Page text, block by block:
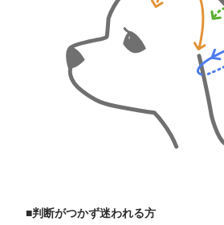
■判断がつかず迷われる方